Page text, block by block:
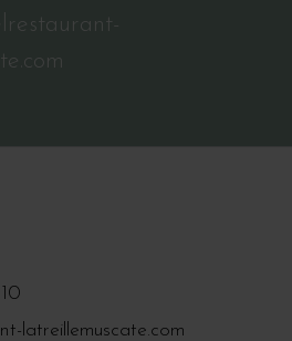
latreillemuscate.com